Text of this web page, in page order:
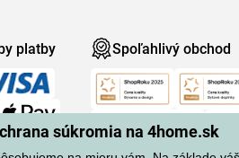
súkromia na 4home.sk
platby Spoľahlivý obchod